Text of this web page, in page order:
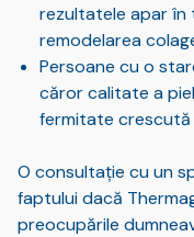
rezultatele apar în
remodelarea
Persoane cu o
căror calitate a
fermitate crescută
O consultație cu un
faptului dacă
preocupările